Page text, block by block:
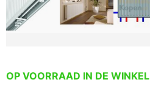
OP VOORRAAD IN DE WINKEL